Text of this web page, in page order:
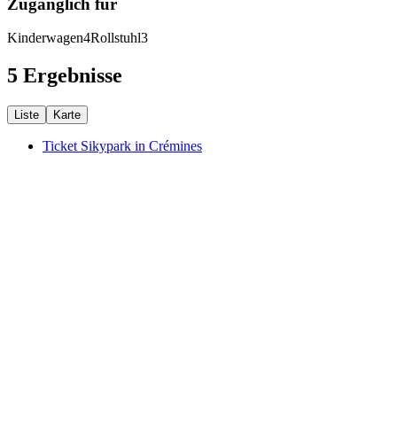
Kinderwagen4Rollstuhl3
5 Ergebnisse
Liste Karte
Ticket Sikypark in Crémines